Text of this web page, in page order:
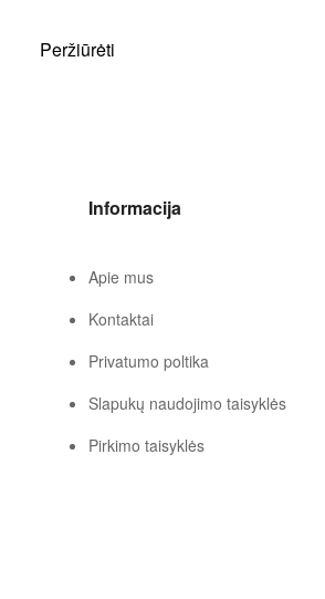
Peržiūrėti
Informacija
Apie mus
Kontaktai
Privatumo poltika
Slapukų naudojimo taisyklės
Pirkimo taisyklės